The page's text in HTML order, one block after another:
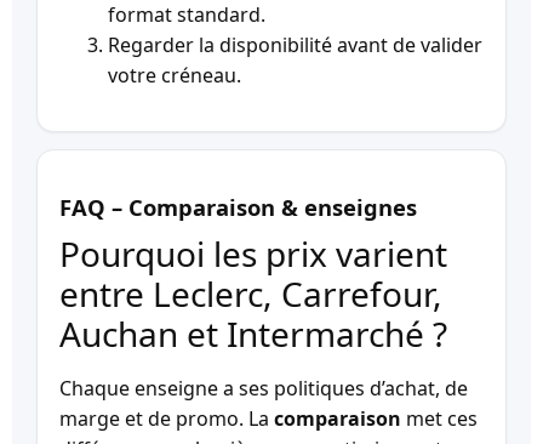
format standard.
Regarder la disponibilité avant de valider
votre créneau.
FAQ – Comparaison & enseignes
Pourquoi les prix varient
entre Leclerc, Carrefour,
Auchan et Intermarché ?
Chaque enseigne a ses politiques d’achat, de
marge et de promo. La comparaison met ces